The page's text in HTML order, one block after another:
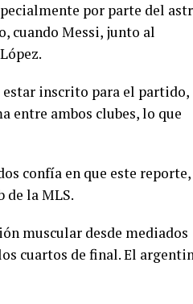
por parte del
cuando Messi, junto al
estar inscrito para el partido,
entre ambos clubes, lo que
confía en que este reporte,
de la MLS.
muscular desde mediados
cuartos de final. El